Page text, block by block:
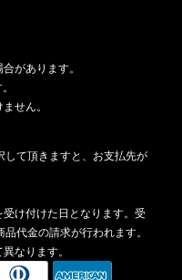
があります。
せん。
て頂きますと、お支払先が
け付けた日となります。受
代金の請求が行われます。
なります。